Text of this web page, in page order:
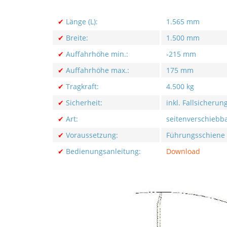
✔ Länge (L):
1.565 mm
✔ Breite:
1.500 mm
✔ Auffahrhöhe min.:
-215 mm
✔ Auffahrhöhe max.:
175 mm
✔ Tragkraft:
4.500 kg
✔ Sicherheit:
inkl.
✔ Art:
✔ Voraussetzung:
Führungsschiene
✔ Bedienungsanleitung: Download